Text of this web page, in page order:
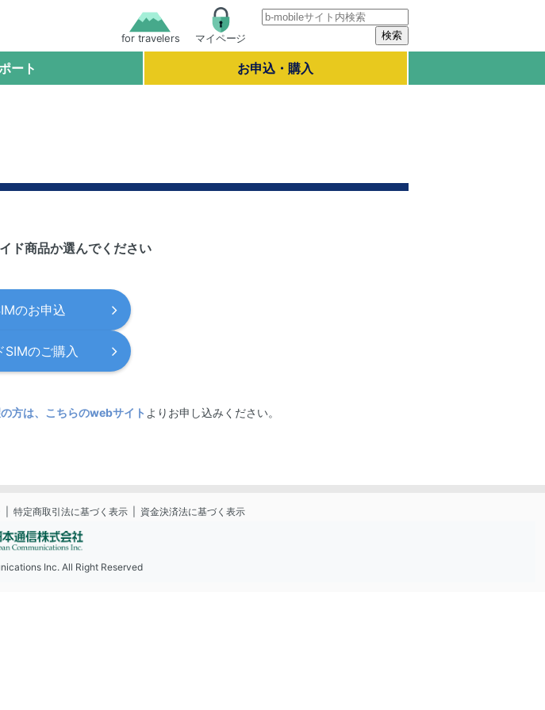
for travelers マイページ
ート お申込・購入
ド商品か選んでください
のお申込
SIMのご購入
方は、こちらのwebサイト よりお申し込みください。
特定商取引法に基づく表示 資金決済法に基づく表示
Inc. All Right Reserved